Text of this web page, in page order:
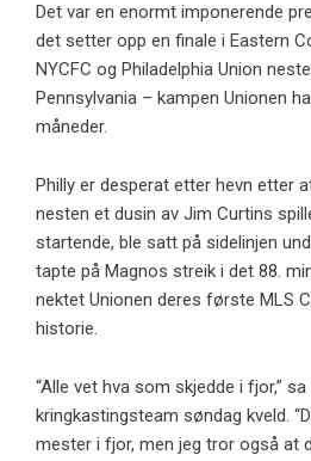
Det var en enormt imponerende
det setter opp en finale i Eastern
NYCFC og Philadelphia Union
Pennsylvania – kampen Unionen
måneder.
Philly er desperat etter hevn etter
nesten et dusin av Jim Curtins
startende, ble satt på sidelinjen
tapte på Magnos streik i det 88.
nektet Unionen deres første MLS
historie.
“Alle vet hva som skjedde i fjor,”
kringkastingsteam søndag kveld.
mester i fjor, men jeg tror også at